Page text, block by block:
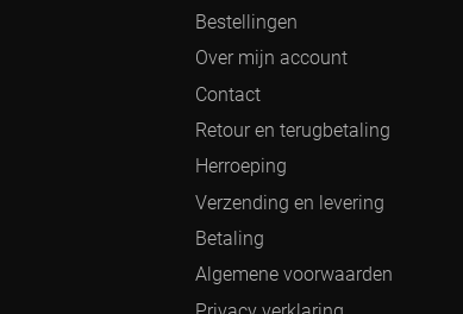
Bestellingen
Over mijn account
Contact
Retour en terugbetaling
Herroeping
Verzending en levering
Betaling
Algemene voorwaarden